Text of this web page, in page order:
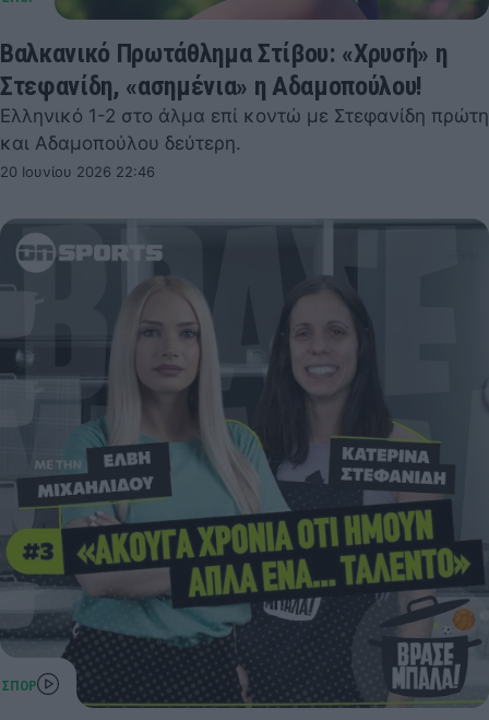
Βαλκανικό Πρωτάθλημα Στίβου: «Χρυσή» η
Στεφανίδη, «ασημένια» η Αδαμοπούλου!
Ελληνικό 1-2 στο άλμα επί κοντώ με Στεφανίδη πρώτη
και Αδαμοπούλου δεύτερη.
20 Ιουνίου 2026 22:46